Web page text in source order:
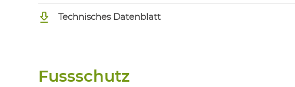
Technisches Datenblatt
Fussschutz